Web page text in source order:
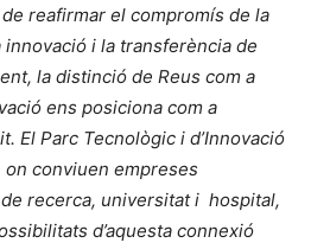
de reafirmar el compromís de la
i la transferència de
la distinció de Reus com a
ens posiciona com a
El Parc Tecnològic i d’Innovació
conviuen empreses
recerca, universitat i hospital,
d’aquesta connexió